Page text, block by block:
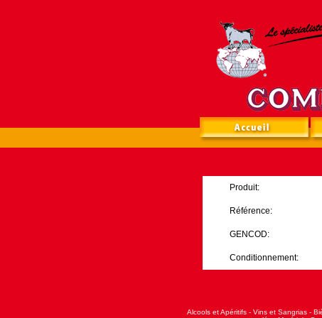
Produit:
Référence:
GENCOD:
Conditionnement:
Alcools et Apéritifs - Vins et Sangrias -